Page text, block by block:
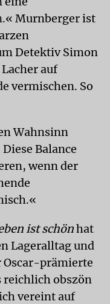
Murnberger ist
Detektiv Simon
auf
vermischen. So
Wahnsinn
Balance
wenn der
ist schönhat
Lageralltag und
Oscar-prämierte
obszön
vereint auf